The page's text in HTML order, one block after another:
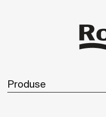
Produse